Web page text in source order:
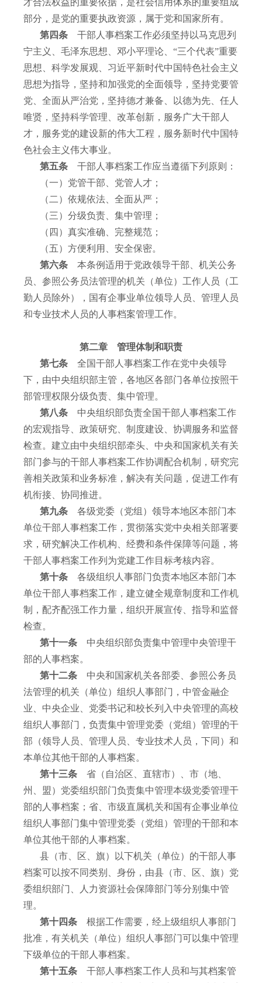
才合法权益的重要依据，是社会信用体系的重要组成
部分，是党的重要执政资源，属于党和国家所有。
第四条 干部人事档案工作必须坚持以马克思列
宁主义、毛泽东思想、邓小平理论、“三个代表”重要
思想、科学发展观、习近平新时代中国特色社会主义
思想为指导，坚持和加强党的全面领导，坚持党要管
党、全面从严治党，坚持德才兼备、以德为先、任人
唯贤，坚持科学管理、改革创新，服务广大干部人
才，服务党的建设新的伟大工程，服务新时代中国特
色社会主义伟大事业。
第五条 干部人事档案工作应当遵循下列原则：
（一）党管干部、党管人才；
（二）依规依法、全面从严；
（三）分级负责、集中管理；
（四）真实准确、完整规范；
（五）方便利用、安全保密。
第六条 本条例适用于党政领导干部、机关公务
员、参照公务员法管理的机关（单位）工作人员（工
勤人员除外），国有企事业单位领导人员、管理人员
和专业技术人员的人事档案管理工作。
第二章 管理体制和职责
第七条 全国干部人事档案工作在党中央领导
下，由中央组织部主管，各地区各部门各单位按照干
部管理权限分级负责、集中管理。
第八条 中央组织部负责全国干部人事档案工作
的宏观指导、政策研究、制度建设、协调服务和监督
检查。建立由中央组织部牵头、中央和国家机关有关
部门参与的干部人事档案工作协调配合机制，研究完
善相关政策和业务标准，解决有关问题，促进工作有
机衔接、协同推进。
第九条 各级党委（党组）领导本地区本部门本
单位干部人事档案工作，贯彻落实党中央相关部署要
求，研究解决工作机构、经费和条件保障等问题，将
干部人事档案工作列为党建工作目标考核内容。
第十条 各级组织人事部门负责本地区本部门本
单位干部人事档案工作，建立健全规章制度和工作机
制，配齐配强工作力量，组织开展宣传、指导和监督
检查。
第十一条 中央组织部负责集中管理中央管理干
部的人事档案。
第十二条 中央和国家机关各部委、参照公务员
法管理的机关（单位）组织人事部门，中管金融企
业、中央企业、党委书记和校长列入中央管理的高校
组织人事部门，负责集中管理党委（党组）管理的干
部（领导人员、管理人员、专业技术人员，下同）和
本单位其他干部的人事档案。
第十三条 省（自治区、直辖市）、市（地、
州、盟）党委组织部门负责集中管理本级党委管理干
部的人事档案；省、市级直属机关和国有企事业单位
组织人事部门集中管理党委（党组）管理的干部和本
单位其他干部的人事档案。
县（市、区、旗）以下机关（单位）的干部人事
档案可以按不同类别、身份，由县（市、区、旗）党
委组织部门、人力资源社会保障部门等分别集中管
理。
第十四条 根据工作需要，经上级组织人事部门
批准，有关机关（单位）组织人事部门可以集中管理
下级单位的干部人事档案。
第十五条 干部人事档案工作人员和与其档案管